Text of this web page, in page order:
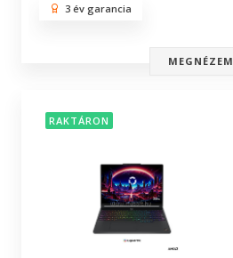
3 év garancia
MEGNÉZEM
RAKTÁRON